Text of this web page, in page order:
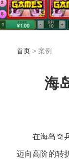
首页> 案例
海
在海岛奇
迈向高阶的转